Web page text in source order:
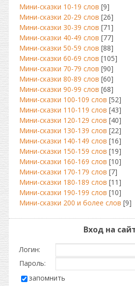
Мини-сказки 10-19 слов [9]
Мини-сказки 20-29 слов [26]
Мини-сказки 30-39 слов [71]
Мини-сказки 40-49 слов [77]
Мини-сказки 50-59 слов [88]
Мини-сказки 60-69 слов [105]
Мини-сказки 70-79 слов [90]
Мини-сказки 80-89 слов [60]
Мини-сказки 90-99 слов [68]
Мини-сказки 100-109 слов [52]
Мини-сказки 110-119 слов [43]
Мини-сказки 120-129 слов [40]
Мини-сказки 130-139 слов [22]
Мини-сказки 140-149 слов [16]
Мини-сказки 150-159 слов [19]
Мини-сказки 160-169 слов [10]
Мини-сказки 170-179 слов [7]
Мини-сказки 180-189 слов [11]
Мини-сказки 190-199 слов [10]
Мини-сказки 200 и более слов [9]
Вход на
Логин:
Пароль:
запомнить